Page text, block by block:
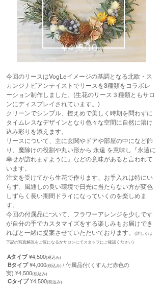
​¥4,500
今回のリースはVogLeイメージの基調となる北欧・ス
カンジナビアンテイストでリースを3種類をコラボレ
ーション制作しました。(生花のリース３種類ともサロ
ンにディスプレイされています。)
クリーンでシンプル、控えめで美しく時期を問わずに
タイムレスなデザインとなり色々な空間に自然に溶け
込み彩りを添えます。
リースについて、主に玄関やドアや部屋の中になど飾
り、魔除けの役割や丸い形から 永遠 を意味し『永遠に
幸せが訪れますように』などの意味があると言われて
います。
注文を受けてから生花で作ります、お手入れは特にい
らず、風通しの良い環境で日光に当たらない方が変色
しずらく長い期間ドライになっていくのを楽しめま
す。
今回の付属品について、フラワーアレンジを少しです
が自分の手でカスタマイズをする楽しみもお届けでき
ればと一緒に提案させていただいております。
(詳しくは
下記の写真解説をご覧になるかサロンにてスタッフにご確認ください)
Aタイプ¥4,500(税込み)
Bタイプ¥4,000(税込み) / 付属品付(くすんだ赤色の
実) ¥4,500(税込み)
Cタイプ¥4,500(税込み)